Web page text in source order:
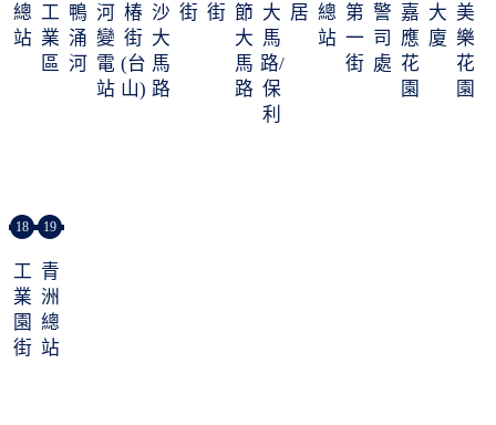
總
站
工
業
區
鴨
涌
河
河
變
電
站
椿
街
(台
山)
沙
大
馬
路
街 街 節
大
馬
路
大
馬
路/
保
利
居 總
站
第
一
街
警
司
處
嘉
應
花
園
大
廈
美
樂
花
園
18
工
業
園
街
19
青
洲
總
站